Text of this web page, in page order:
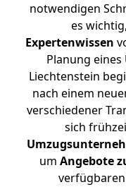
notwendigen
es
Expertenwissen
Planung
Liechtenstein
nach einem
verschiedener
sich
um Angebote